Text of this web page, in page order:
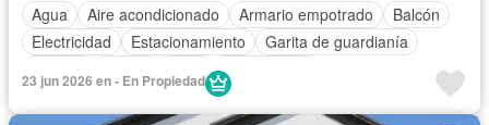
Agua
Aire acondicionado Armario empotrado
Balcón
Electricidad
Estacionamiento
Garita de guardianía
Sin amoblar
23 jun 2026 en - En Propiedad